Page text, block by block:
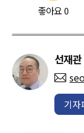
좋아요0
선재관
기자